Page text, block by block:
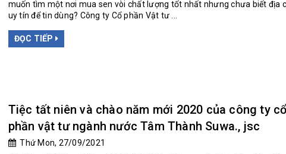
muốn tìm một nơi mua sen vòi chất lượng tốt nhất nhưng chưa biết địa
uy tín để tin dùng? Công ty Cổ phần Vật tư ...
ĐỌC TIẾP
Tiệc tất niên và chào năm mới 2020 của công ty cổ
phần vật tư ngành nước Tâm Thành Suwa., jsc
Thứ Mon, 27/09/2021